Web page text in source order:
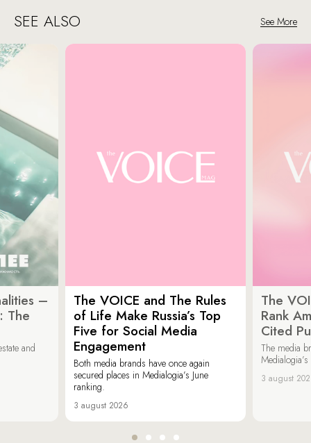
SEE ALSO See More
–
The
and
The VOICE and The Rules
of Life Make Russia’s Top
Five for Social Media
Engagement
Both media brands have once again
secured places in Medialogia’s June
ranking.
3 august 2026
The
Rank
Cited
The media
3 august